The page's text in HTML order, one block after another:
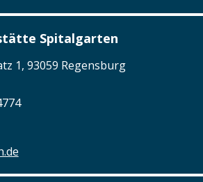
Spitalgarten
1, 93059 Regensburg